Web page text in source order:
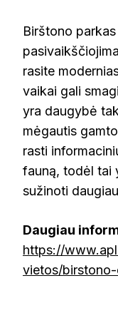
Birštono
rasite
vaikai gali
yra daugybė
mėgautis
rasti
fauną, todėl tai
sužinoti
Daugiau
https://
vietos/